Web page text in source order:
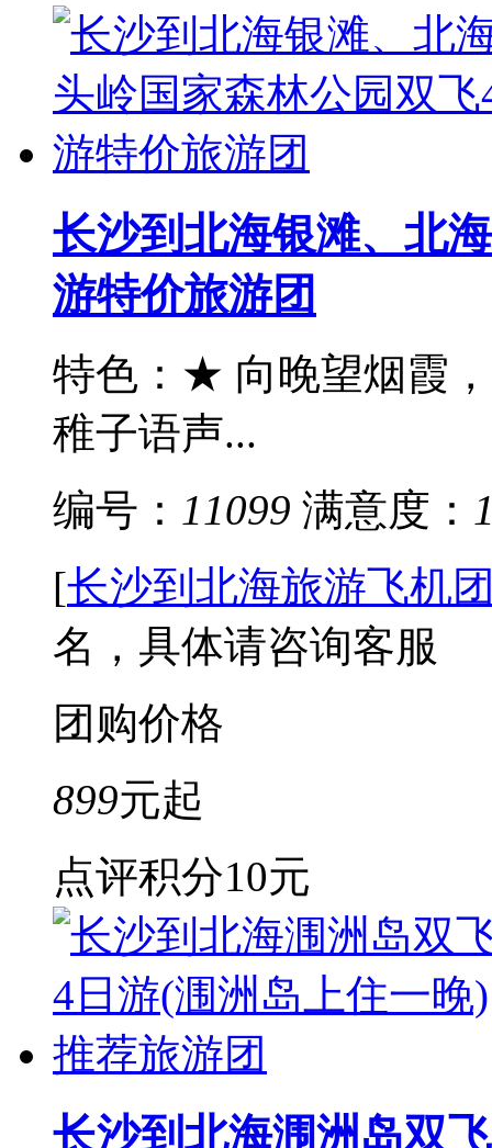
长沙到北海银滩、北
游特价旅游团
特色：★ 向晚望烟霞
稚子语声...
编号： 11099 满意度：
[长沙到北海旅游飞机
名，具体请咨询客服
团购价格
899元起
点评积分10元
长沙到北海涠洲岛双